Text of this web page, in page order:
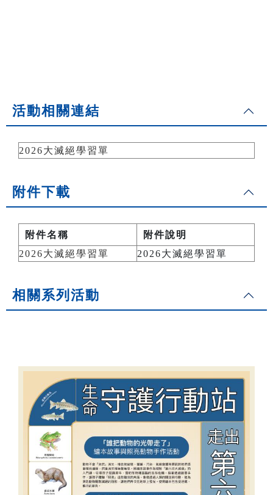
活動相關連結
2026大滅絕學習單
附件下載
附件名稱
附件說明
2026大滅絕學習單
2026大滅絕學習單
相關系列活動